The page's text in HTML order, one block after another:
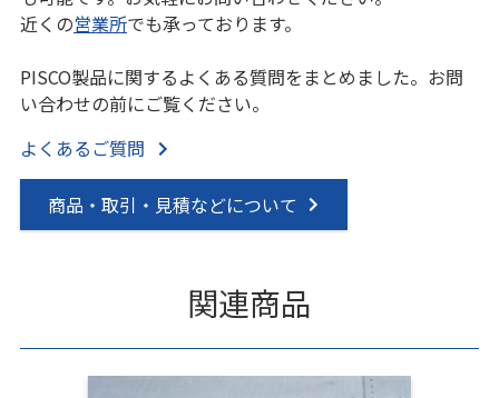
近くの営業所でも承っております。
PISCO製品に関するよくある質問をまとめました。お問
い合わせの前にご覧ください。
よくあるご質問
商品・取引・見積などについて
関連商品